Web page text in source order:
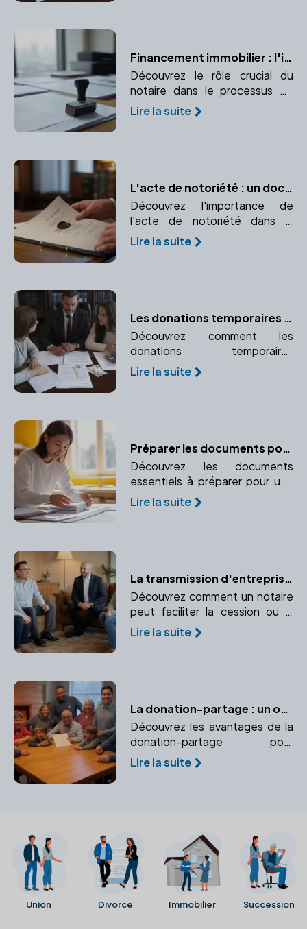
Financement immobilier : l'importance du notaire
Découvrez le rôle crucial du
notaire dans le processus de
financement immobilier, de
l'authentification des actes de
Lire la suite
L'acte de notoriété : un document essentiel pour faire valoir vos droits d'héritier
Découvrez l'importance de
l'acte de notoriété dans la
succession et comment un
notaire peut vous aider à
Lire la suite
Les donations temporaires d'usufruit : un outil d'optimisation fiscale
Découvrez comment les
donations temporaires
d'usufruit peuvent vous aider à
optimiser votre fiscalité et
Lire la suite
Préparer les documents pour une adoption réussie
Découvrez les documents
essentiels à préparer pour une
adoption réussie et sécurisée
juridiquement. Faites appel à un
Lire la suite
La transmission d'entreprise : un processus maîtrisé avec un notaire
Découvrez comment un notaire
peut faciliter la cession ou la
transmission de votre
entreprise. Conseils sur les
Lire la suite
La donation-partage : un outil efficace pour prévenir les conflits successoraux
Découvrez les avantages de la
donation-partage pour
organiser une répartition
équitable des biens et éviter les
Lire la suite
Union Divorce Immobilier Succession